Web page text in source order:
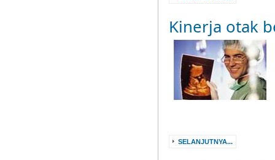
Kinerja otak
SELANJUTNYA...